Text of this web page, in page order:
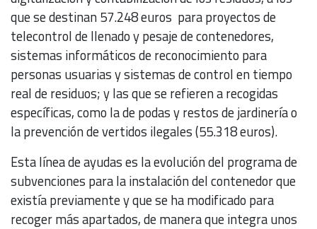
que se destinan 57.248 euros para proyectos de
telecontrol de llenado y pesaje de contenedores,
sistemas informáticos de reconocimiento para
personas usuarias y sistemas de control en tiempo
real de residuos; y las que se refieren a recogidas
específicas, como la de podas y restos de jardinería o
la prevención de vertidos ilegales (55.318 euros).
Esta línea de ayudas es la evolución del programa de
subvenciones para la instalación del contenedor que
existía previamente y que se ha modificado para
recoger más apartados, de manera que integra unos